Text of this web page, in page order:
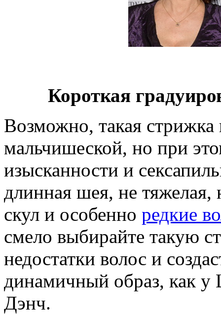
Короткая
Возможно, такая стрижка
мальчишеской, но при
изысканности и
длинная шея, не тяжелая,
скул и особенно редкие
смело выбирайте такую
недостатки волос и
динамичный образ, как
Дэнч.